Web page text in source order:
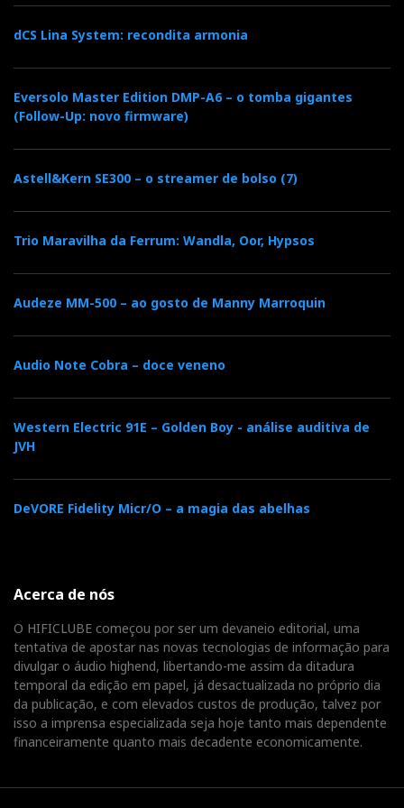
soam à saída da caixa, porque o som nunca é estéril,
pelo contrário, é sempre cheio de vida.
No interior das almofadas, enormes letras R e L impressas
na espuma de proteção facilitam a identificação dos canais.
capacidade de manter este equilíbrio com todos os
géneros musicais. Quer esteja a deleitar-me com as
harmonias exuberantes de uma sinfonia de Mahler, as
improvisações intricadas de um quarteto de ‘jazz’, ou
elegância e segurança, reproduzindo todas as cores da
Mozart foi, provavelmente, o ‘Compositor’ que
inspirou o nome. Mas percebo que não o queiram
identificar, porque tocam igualmente bem Beethoven,
Mahler ou Wagner; Coltrane ou Dylan, Brel ou os
Beatles. Dê-lhes o nome de que mais gosta. E por que
não Strauss?
referência; e são, de longe, os auscultadores
dCS Lina System: recondita armonia
Eversolo Master Edition DMP-A6 – o tomba gigantes
(Follow-Up: novo firmware)
Astell&Kern SE300 – o streamer de bolso (7)
Trio Maravilha da Ferrum: Wandla, Oor, Hypsos
Audeze MM-500 – ao gosto de Manny Marroquin
Audio Note Cobra – doce veneno
Western Electric 91E – Golden Boy - análise auditiva de
JVH
DeVORE Fidelity Micr/O – a magia das abelhas
Acerca de nós
O HIFICLUBE começou por ser um devaneio editorial, uma
tentativa de apostar nas novas tecnologias de informação para
divulgar o áudio highend, libertando-me assim da ditadura
temporal da edição em papel, já desactualizada no próprio dia
da publicação, e com elevados custos de produção, talvez por
isso a imprensa especializada seja hoje tanto mais dependente
financeiramente quanto mais decadente economicamente.